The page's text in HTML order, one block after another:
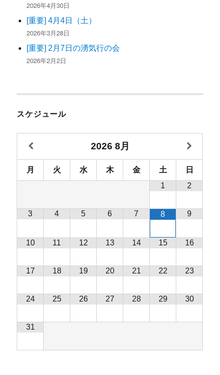
2026年4月30日
[重要] 4月4日（土）
2026年3月28日
[重要] 2月7日の湧気行の会
2026年2月2日
スケジュール
2026 8月
月 火 水 木 金 土
日
1
2
3 4 5 6 7 8 9
10 11 12 13 14 15 16
17 18 19 20 21 22 23
24 25 26 27 28 29 30
31